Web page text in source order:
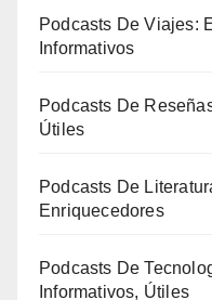
Podcasts De Viajes:
Informativos
Podcasts De
Útiles
Podcasts De
Enriquecedores
Podcasts De
Informativos, Útiles